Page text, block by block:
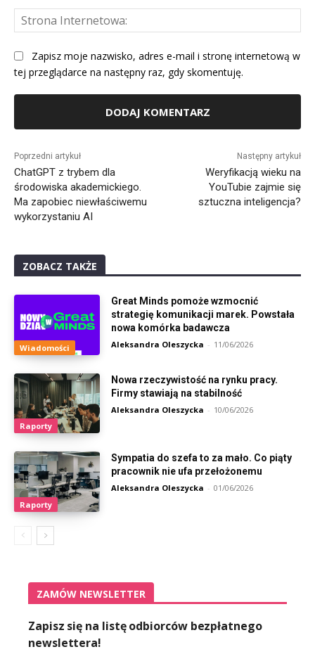
Zapisz moje nazwisko, adres e-mail i stronę internetową w
tej przeglądarce na następny raz, gdy skomentuję.
Poprzedni artykuł
ChatGPT z trybem dla
środowiska akademickiego.
Ma zapobiec niewłaściwemu
wykorzystaniu AI
Następny artykuł
Weryfikacją wieku na
YouTubie zajmie się
sztuczna inteligencja?
ZOBACZ TAKŻE
Wiadomości
Great Minds pomoże wzmocnić
strategię komunikacji marek. Powstała
nowa komórka badawcza
Aleksandra Oleszycka - 11/06/2026
Raporty
Nowa rzeczywistość na rynku pracy.
Firmy stawiają na stabilność
Aleksandra Oleszycka - 10/06/2026
Raporty
Sympatia do szefa to za mało. Co piąty
pracownik nie ufa przełożonemu
Aleksandra Oleszycka - 01/06/2026
ZAMÓW NEWSLETTER
Zapisz się na listę odbiorców bezpłatnego
newslettera!